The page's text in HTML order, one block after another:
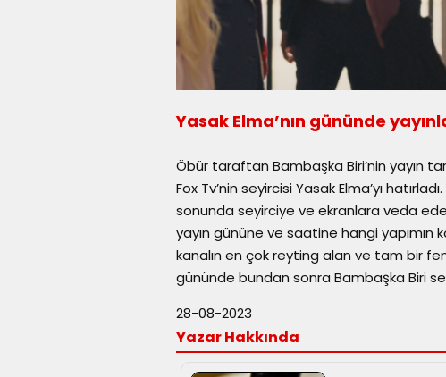
Yasak Elma’nın gününde
Öbür taraftan Bambaşka Biri’nin yayın
Fox Tv’nin seyircisi Yasak Elma’yı
sonunda seyirciye ve ekranlara veda
yayın gününe ve saatine hangi yapımın
kanalın en çok reyting alan ve tam bir
gününde bundan sonra Bambaşka Biri
28-08-2023
Yazar Hakkında